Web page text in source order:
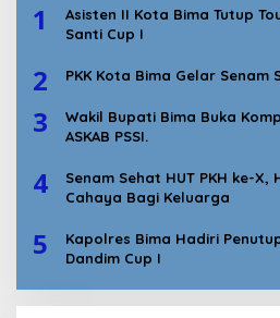
1
Asisten II Kota Bima Tutup
Santi Cup I
2 PKK Kota Bima Gelar Senam
3
Wakil Bupati Bima Buka
ASKAB PSSI.
4
Senam Sehat HUT PKH ke-X,
Cahaya Bagi Keluarga
5
Kapolres Bima Hadiri
Dandim Cup I